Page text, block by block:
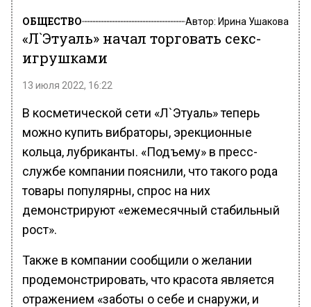
ОБЩЕСТВО Автор: Ирина Ушакова
«Л`Этуаль» начал торговать секс-
игрушками
13 июля 2022, 16:22
В косметической сети «Л`Этуаль» теперь
можно купить вибраторы, эрекционные
кольца, лубриканты. «Подъему» в пресс-
службе компании пояснили, что такого рода
товары популярны, спрос на них
демонстрируют «ежемесячный стабильный
рост».
Также в компании сообщили о желании
продемонстрировать, что красота является
отражением «заботы о себе и снаружи, и